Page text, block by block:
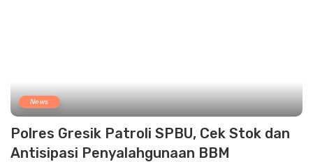
News
Polres Gresik Patroli SPBU, Cek Stok dan
Antisipasi Penyalahgunaan BBM